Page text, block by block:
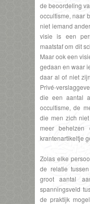
de beoordeling
occultisme, naar
niet iemand
visie is een
maatstaf om dit
Maar ook een
gedaan en waar
daar al of niet
Privé-
die een aantal
occultisme, de
die men zich
meer
krantenartikeltje
Zolas elke
de relatie
groot aantal
spanningsveld
de praktijk